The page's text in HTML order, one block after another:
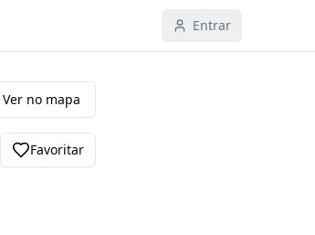
Entrar
Ver no mapa
Favoritar